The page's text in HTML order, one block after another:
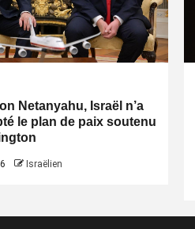
Netanyahu, Israël n’a
le plan de paix soutenu
Israëlien